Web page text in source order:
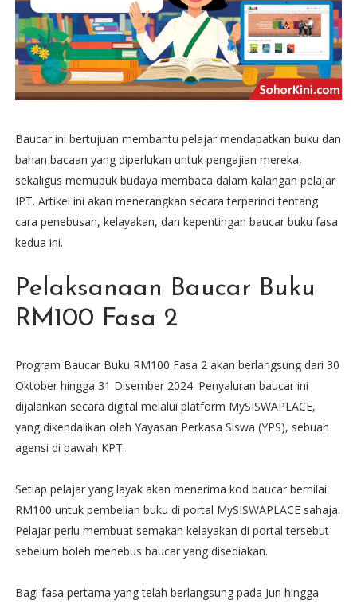
Baucar ini bertujuan membantu pelajar mendapatkan buku dan
bahan bacaan yang diperlukan untuk pengajian mereka,
sekaligus memupuk budaya membaca dalam kalangan pelajar
IPT. Artikel ini akan menerangkan secara terperinci tentang
cara penebusan, kelayakan, dan kepentingan baucar buku fasa
kedua ini.
Pelaksanaan Baucar Buku
RM100 Fasa 2
Program Baucar Buku RM100 Fasa 2 akan berlangsung dari 30
Oktober hingga 31 Disember 2024. Penyaluran baucar ini
dijalankan secara digital melalui platform MySISWAPLACE,
yang dikendalikan oleh Yayasan Perkasa Siswa (YPS), sebuah
agensi di bawah KPT.
Setiap pelajar yang layak akan menerima kod baucar bernilai
RM100 untuk pembelian buku di portal MySISWAPLACE sahaja.
Pelajar perlu membuat semakan kelayakan di portal tersebut
sebelum boleh menebus baucar yang disediakan.
Bagi fasa pertama yang telah berlangsung pada Jun hingga